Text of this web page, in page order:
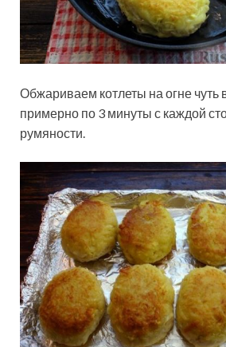
Обжариваем котлеты на огне
примерно по 3 минуты с каждой
румяности.